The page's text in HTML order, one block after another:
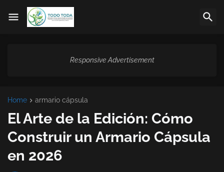
Responsive Advertisement
Home armario cápsula
El Arte de la Edición: Cómo
Construir un Armario Cápsula
en 2026